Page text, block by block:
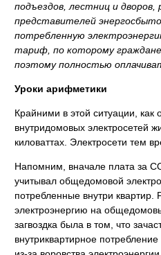
подъездов, лестниц и
представителей
потребленную
тариф, по которому
поэтому полностью
Уроки арифметики
Крайними в этой ситуации,
внутридомовых электросетей
киловаттах. Электросети тем
Напомним, вначале плата за
учитывал общедомовой
потребленные внутри
электроэнергию на
загвоздка была в том, что
внутриквартирное